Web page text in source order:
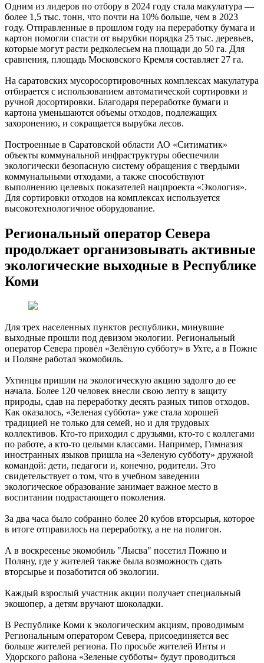
Одним из лидеров по отбору в 2024 году стала макулатура —
более 1,5 тыс. тонн, что почти на 10% больше, чем в 2023
году. Отправленные в прошлом году на переработку бумага и
картон помогли спасти от вырубки порядка 25 тыс. деревьев,
которые могут расти редколесьем на площади до 50 га. Для
сравнения, площадь Московского Кремля составляет 27 га.
На саратовских мусоросортировочных комплексах макулатура
отбирается с использованием автоматической сортировки и
ручной досортировки. Благодаря переработке бумаги и
картона уменьшаются объемы отходов, подлежащих
захоронению, и сокращается вырубка лесов.
Построенные в Саратовской области АО «Ситиматик»
объекты коммунальной инфраструктуры обеспечили
экологически безопасную систему обращения с твердыми
коммунальными отходами, а также способствуют
выполнению целевых показателей нацпроекта «Экология».
Для сортировки отходов на комплексах используется
высокотехнологичное оборудование.
Региональный оператор Севера
продолжает организовывать активные
экологические выходные в Республике
Коми
Для трех населенных пунктов республики, минувшие
выходные прошли под девизом экологии. Региональный
оператор Севера провёл «Зелёную субботу» в Ухте, а в Пожне
и Поляне работал экомобиль.
Ухтинцы пришли на экологическую акцию задолго до ее
начала. Более 120 человек внесли свою лепту в защиту
природы, сдав на переработку десять разных типов отходов.
Как оказалось, «Зеленая суббота» уже стала хорошей
традицией не только для семей, но и для трудовых
коллективов. Кто-то приходил с друзьями, кто-то с коллегами
по работе, а кто-то целыми классами. Например, Гимназия
иностранных языков пришла на «Зеленую субботу» дружной
командой: дети, педагоги и, конечно, родители. Это
свидетельствует о том, что в учебном заведении
экологическое образование занимает важное место в
воспитании подрастающего поколения.
За два часа было собранно более 20 кубов вторсырья, которое
в итоге отправилось на переработку, а не на полигон.
А в воскресенье экомобиль "Лысва" посетил Пожню и
Поляну, где у жителей также была возможность сдать
вторсырье и позаботится об экологии.
Каждый взрослый участник акции получает специальный
экошопер, а детям вручают шоколадки.
В Республике Коми к экологическим акциям, проводимым
Региональным оператором Севера, присоединяется вес
больше жителей региона. По просьбе жителей Инты и
Удорского района «Зеленые субботы» будут проводиться